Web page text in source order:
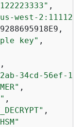
,
west-
key" ,
,
34cd-56ef-
,
,
,